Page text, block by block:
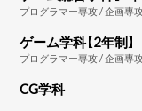
プログラマー専攻 / 企画専
ゲーム学科【2年制】
プログラマー専攻 / 企画専
CG学科